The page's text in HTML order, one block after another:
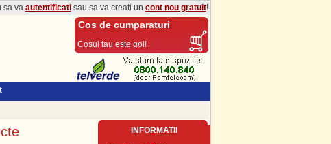
sa va autentificatisau sa va creati un cont nou gratuit!
Cos de cumparaturi
Cosul tau este gol!
INFORMATII